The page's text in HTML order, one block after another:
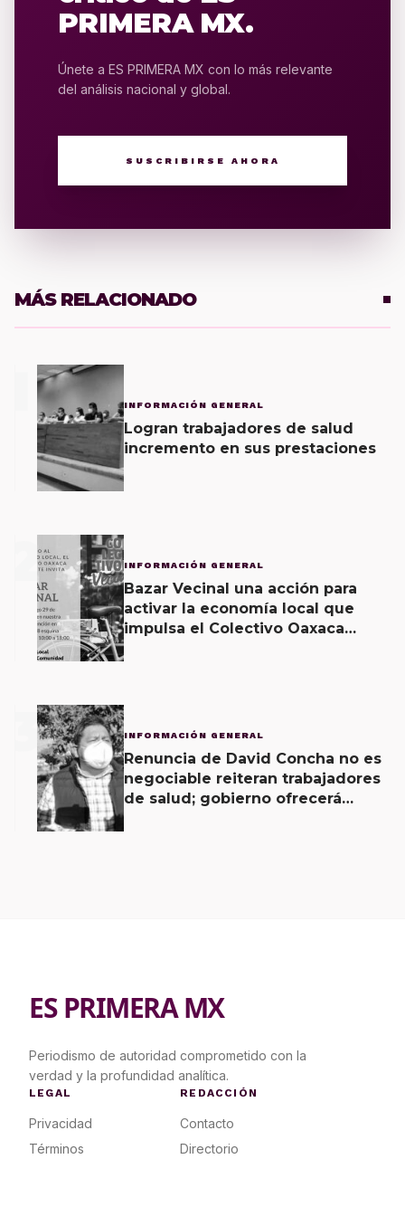
PRIMERA MX.
Únete a ES PRIMERA MX con lo más relevante
del análisis nacional y global.
SUSCRIBIRSE AHORA
MÁS RELACIONADO
INFORMACIÓN GENERAL
Logran trabajadores de salud
incremento en sus prestaciones
2 INFORMACIÓN GENERAL
Bazar Vecinal una acción para
activar la economía local que
impulsa el Colectivo Oaxaca
3 INFORMACIÓN GENERAL
Renuncia de David Concha no es
negociable reiteran trabajadores
de salud; gobierno ofrecerá
ES PRIMERA MX
Periodismo de autoridad comprometido con la
verdad y la profundidad analítica.
LEGAL
Privacidad
Términos
REDACCIÓN
Contacto
Directorio